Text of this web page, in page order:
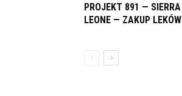
PROJEKT 891 — SIERRA
LEONE — ZAKUP LEKÓW